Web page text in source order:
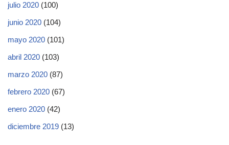
julio 2020 (100)
junio 2020 (104)
mayo 2020 (101)
abril 2020 (103)
marzo 2020 (87)
febrero 2020 (67)
enero 2020 (42)
diciembre 2019 (13)